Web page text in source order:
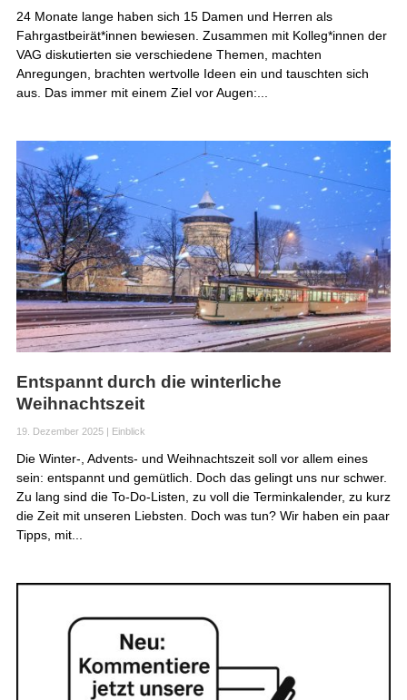
24 Monate lange haben sich 15 Damen und Herren als
Fahrgastbeirät*innen bewiesen. Zusammen mit Kolleg*innen der
VAG diskutierten sie verschiedene Themen, machten
Anregungen, brachten wertvolle Ideen ein und tauschten sich
aus. Das immer mit einem Ziel vor Augen:...
Entspannt durch die winterliche
Weihnachtszeit
19. Dezember 2025| Einblick
Die Winter-, Advents- und Weihnachtszeit soll vor allem eines
sein: entspannt und gemütlich. Doch das gelingt uns nur schwer.
Zu lang sind die To-Do-Listen, zu voll die Terminkalender, zu kurz
die Zeit mit unseren Liebsten. Doch was tun? Wir haben ein paar
Tipps, mit...